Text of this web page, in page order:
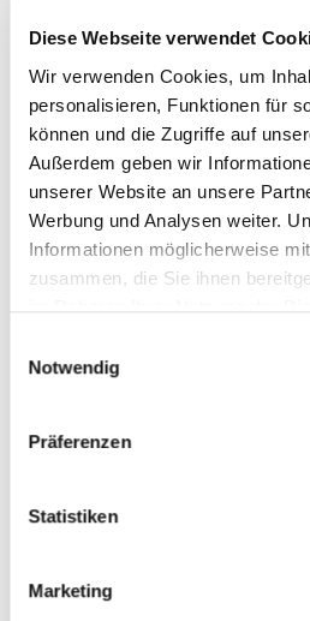
Diese Webseite verwendet
Wir verwenden Cookies, um
personalisieren, Funktionen für
können und die Zugriffe auf
Außerdem geben wir
unserer Website an unsere
Werbung und Analysen weiter.
Informationen möglicherweise
zusammen, die Sie ihnen
Notwendig
Präferenzen
Statistiken
Marketing
Neufassung der Satzung des Deich-
Brokstedt im Kreis Steinburg gemäß §
Wasserverbandsgesetzes (WVG)
Weiterlesen
Nr. 122/2014 vom
Neufassung der Satzung des
Mittleres Störgebiet in Brokstedt im
Weiterlesen